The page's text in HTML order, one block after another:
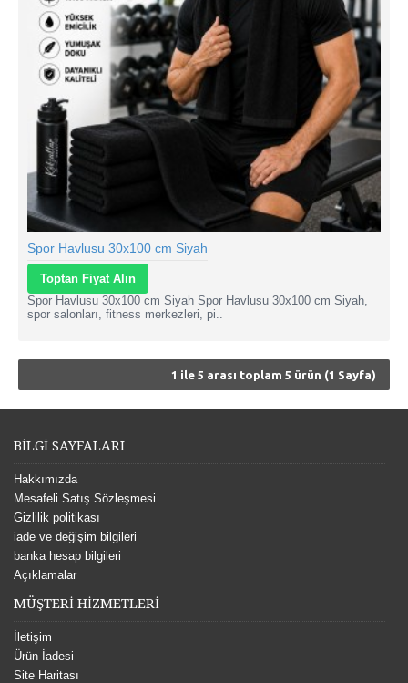
Spor Havlusu 30x100 cm Siyah
Toptan Fiyat Alın
Spor Havlusu 30x100 cm Siyah Spor Havlusu 30x100 cm Siyah,
spor salonları, fitness merkezleri, pi..
1 ile 5 arası toplam 5 ürün (1 Sayfa)
BİLGİ SAYFALARI
Hakkımızda
Mesafeli Satış Sözleşmesi
Gizlilik politikası
iade ve değişim bilgileri
banka hesap bilgileri
Açıklamalar
MÜŞTERİ HİZMETLERİ
İletişim
Ürün İadesi
Site Haritası